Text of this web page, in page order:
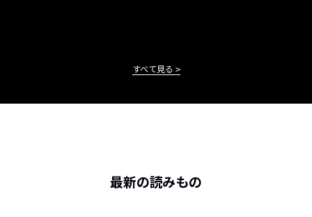
すべて見る
最新の読みもの